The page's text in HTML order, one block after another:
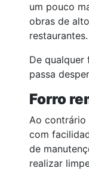
um pouco
obras de
restaurantes.
De qualquer
passa
Forro
Ao contrário
com
de
realizar